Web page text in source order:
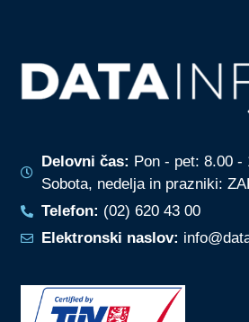
Delovni čas: Pon - pet: 8.00 -
Sobota, nedelja in prazniki:
Telefon: (02) 620 43 00
Elektronski naslov: